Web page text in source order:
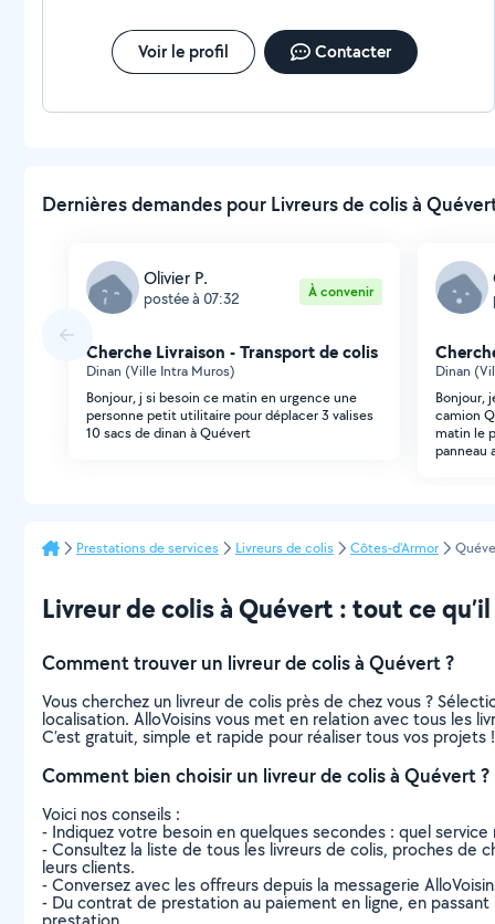
Voir le profil Contacter
Dernières demandes pour Livreurs de colis à
Olivier P.
postée à 07:32 À convenir
Cherche Livraison - Transport de colis
Dinan (Ville Intra Muros)
Bonjour, j si besoin ce matin en urgence une
personne petit utilitaire pour déplacer 3 valises
10 sacs de dinan à Quévert
Dinan
Bonjour,
camion
matin le
panneau
Prestations de services Livreurs de colis Côtes-d'Armor
Livreur de colis à Quévert : tout ce
Comment trouver un livreur de colis à Quévert ?
Vous cherchez un livreur de colis près de chez vous ?
localisation. AlloVoisins vous met en relation avec tous les
C’est gratuit, simple et rapide pour réaliser tous vos projets !
Comment bien choisir un livreur de colis à Quévert ?
Voici nos conseils :
- Indiquez votre besoin en quelques secondes : quel
- Consultez la liste de tous les livreurs de colis, proches de
leurs clients.
- Conversez avec les offreurs depuis la messagerie
- Du contrat de prestation au paiement en ligne, en